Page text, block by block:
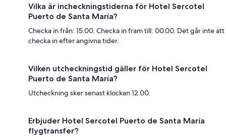
Vilka är incheckningstiderna för Hotel Sercotel
Puerto de Santa María?
Checka in från: 15.00. Checka in fram till: 00.00. Det går inte att
checka in efter angivna tider.
Vilken utcheckningstid gäller för Hotel Sercotel
Puerto de Santa María?
Utcheckning sker senast klockan 12.00.
Erbjuder Hotel Sercotel Puerto de Santa María
flygtransfer?